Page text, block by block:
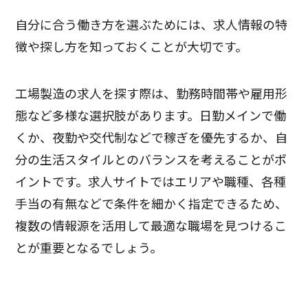
自分に合う働き方を選ぶためには、求人情報の特
徴や探し方を知っておくことが大切です。
工場製造の求人を探す際は、勤務時間帯や雇用形
態など多様な選択肢があります。日勤メインで働
くか、夜勤や交代制などで稼ぎを優先するか、自
分の生活スタイルとのバランスを考えることがポ
イントです。求人サイトではエリアや職種、各種
手当の有無などで条件を細かく指定できるため、
複数の情報源を活用して最適な職場を見つけるこ
とが重要となるでしょう。